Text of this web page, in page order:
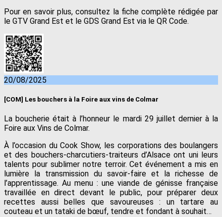
Pour en savoir plus, consultez la fiche complète rédigée par
le GTV Grand Est et le GDS Grand Est via le QR Code.
20/08/2025
[COM] Les bouchers à la Foire aux vins de Colmar
La boucherie était à l’honneur le mardi 29 juillet dernier à la
Foire aux Vins de Colmar.
À l’occasion du Cook Show, les corporations des boulangers
et des bouchers-charcutiers-traiteurs d’Alsace ont uni leurs
talents pour sublimer notre terroir. Cet événement a mis en
lumière la transmission du savoir-faire et la richesse de
l’apprentissage. Au menu : une viande de génisse française
travaillée en direct devant le public, pour préparer deux
recettes aussi belles que savoureuses : un tartare au
couteau et un tataki de bœuf, tendre et fondant à souhait…